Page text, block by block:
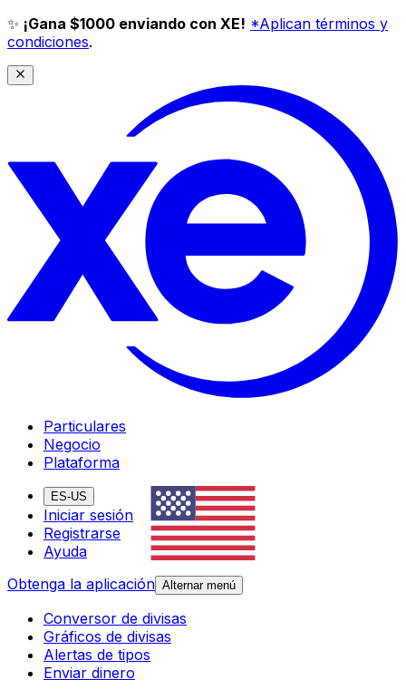
✨ ¡Gana $1000 enviando con XE! *Aplican términos y
condiciones.
Particulares
Negocio
Plataforma
ES-US
Iniciar sesión
Registrarse
Ayuda
Obtenga la aplicación Alternar menú
Conversor de divisas
Gráficos de divisas
Alertas de tipos
Enviar dinero